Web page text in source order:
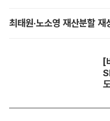
최태원·노소영 재산분할
[